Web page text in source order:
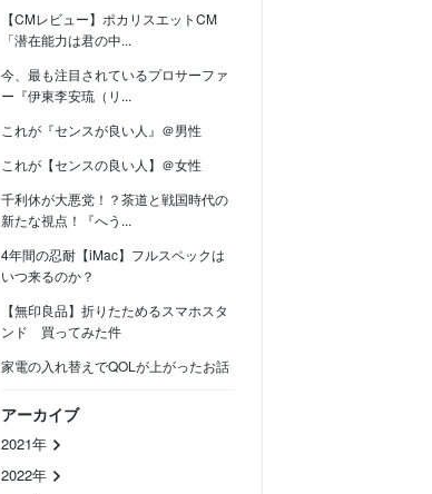
【CMレビュー】ポカリスエットCM
「潜在能力は君の中...
今、最も注目されているプロサーファ
ー『伊東李安琉（リ...
これが『センスが良い人』＠男性
これが【センスの良い人】＠女性
千利休が大悪党！？茶道と戦国時代の
新たな視点！『へう...
4年間の忍耐【iMac】フルスペックは
いつ来るのか？
【無印良品】折りたためるスマホスタ
ンド 買ってみた件
家電の入れ替えでQOLが上がったお話
アーカイブ
2021年
2022年